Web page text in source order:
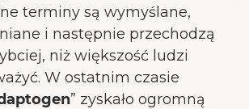
terminy są wymyślane,
i następnie przechodzą
niż większość ludzi
W ostatnim czasie
” zyskało ogromną